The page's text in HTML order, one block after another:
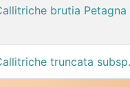
brutia Petagna
truncata